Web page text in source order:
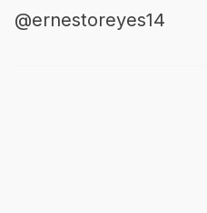
@ernestoreyes14